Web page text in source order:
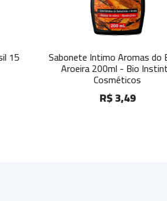
Sabonete Intimo Aromas do Brasil
Aroeira 200ml - Bio Instinto
Cosméticos
R$ 3,49